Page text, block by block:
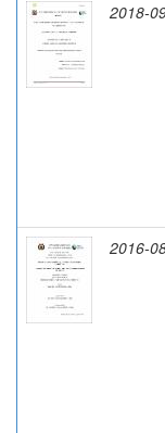
2018-
2016-